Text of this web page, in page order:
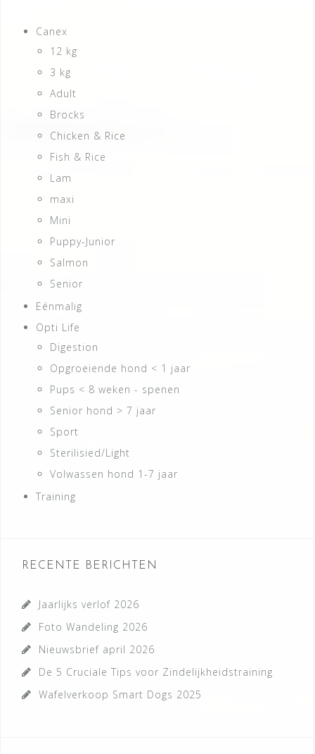
Canex
12 kg
3 kg
Adult
Brocks
Chicken & Rice
Fish & Rice
Lam
maxi
Mini
Puppy-Junior
Salmon
Senior
Eénmalig
Opti Life
Digestion
Opgroeiende hond < 1 jaar
Pups < 8 weken - spenen
Senior hond > 7 jaar
Sport
Sterilisied/Light
Volwassen hond 1-7 jaar
Training
RECENTE BERICHTEN
Jaarlijks verlof 2026
Foto Wandeling 2026
Nieuwsbrief april 2026
De 5 Cruciale Tips voor Zindelijkheidstraining
Wafelverkoop Smart Dogs 2025